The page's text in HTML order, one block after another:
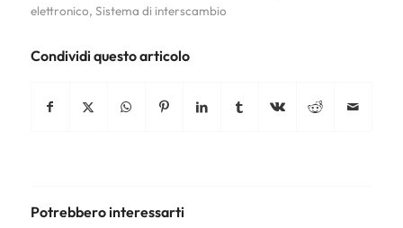
elettronico, Sistema di interscambio
Condividi questo articolo
Potrebbero interessarti